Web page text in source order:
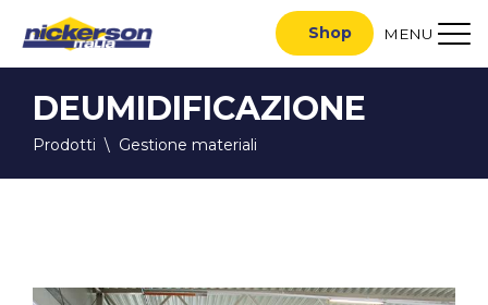
Shop MENU
DEUMIDIFICAZIONE
Prodotti \ Gestione materiali